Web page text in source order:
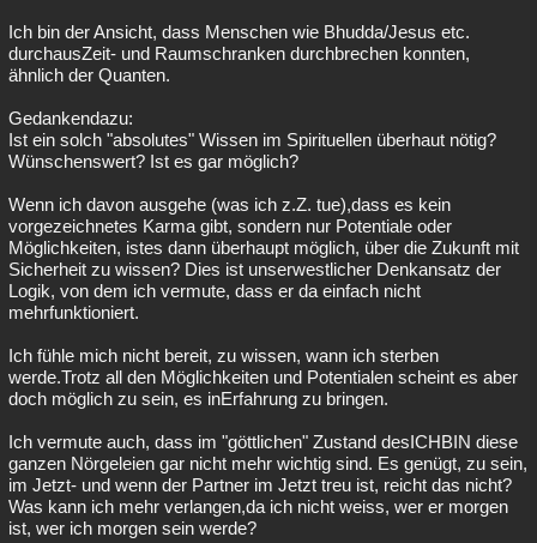
Ich bin der Ansicht, dass Menschen wie Bhudda/Jesus etc.
durchausZeit- und Raumschranken durchbrechen konnten,
ähnlich der Quanten.
Gedankendazu:
Ist ein solch "absolutes" Wissen im Spirituellen überhaut nötig?
Wünschenswert? Ist es gar möglich?
Wenn ich davon ausgehe (was ich z.Z. tue),dass es kein
vorgezeichnetes Karma gibt, sondern nur Potentiale oder
Möglichkeiten, istes dann überhaupt möglich, über die Zukunft mit
Sicherheit zu wissen? Dies ist unserwestlicher Denkansatz der
Logik, von dem ich vermute, dass er da einfach nicht
mehrfunktioniert.
Ich fühle mich nicht bereit, zu wissen, wann ich sterben
werde.Trotz all den Möglichkeiten und Potentialen scheint es aber
doch möglich zu sein, es inErfahrung zu bringen.
Ich vermute auch, dass im "göttlichen" Zustand desICHBIN diese
ganzen Nörgeleien gar nicht mehr wichtig sind. Es genügt, zu sein,
im Jetzt- und wenn der Partner im Jetzt treu ist, reicht das nicht?
Was kann ich mehr verlangen,da ich nicht weiss, wer er morgen
ist, wer ich morgen sein werde?